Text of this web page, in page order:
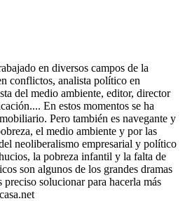
en diversos campos de la
conflictos, analista político en
del medio ambiente, editor, director
En estos momentos se ha
Pero también es navegante y
el medio ambiente y por las
neoliberalismo empresarial y político
la pobreza infantil y la falta de
son algunos de los grandes dramas
preciso solucionar para hacerla más